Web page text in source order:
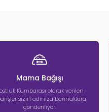
Mama Bağışı
Kumbarası olarak verilen
sizin adınıza barınaklara
gönderiliyor.